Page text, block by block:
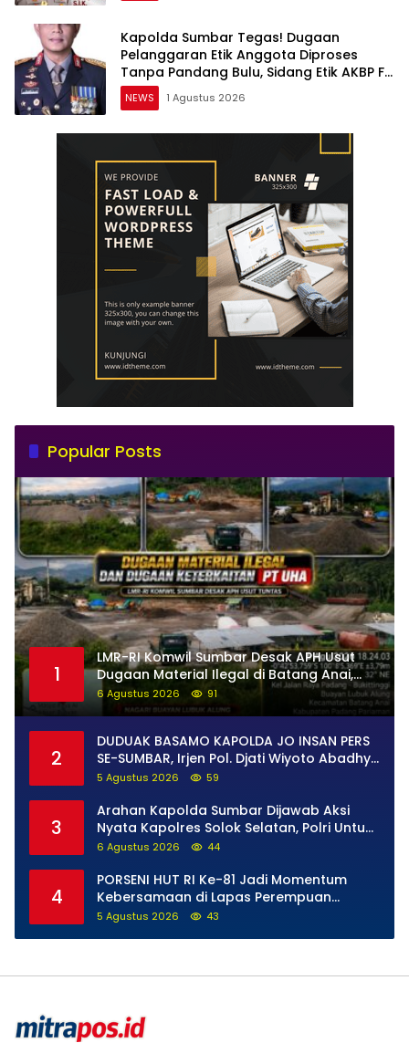
Kapolda Sumbar Tegas! Dugaan
Pelanggaran Etik Anggota Diproses
Tanpa Pandang Bulu, Sidang Etik AKBP F
Dipercepat
NEWS 1 Agustus 2026
Popular Posts
1
LMR-RI Komwil Sumbar Desak APH Usut
Dugaan Material Ilegal di Batang Anai,
Dugaan Keterkaitan PT UHA Diminta
Diselidiki Tuntas
6 Agustus 2026 91
2
DUDUAK BASAMO KAPOLDA JO INSAN PERS
SE-SUMBAR, Irjen Pol. Djati Wiyoto Abadhy
Tegaskan Tak Ada Ruang bagi Pelanggar
5 Agustus 2026 59
3
Arahan Kapolda Sumbar Dijawab Aksi
Nyata Kapolres Solok Selatan, Polri Untuk
Masyarakat Bukan Sekadar Slogan
6 Agustus 2026 44
4
PORSENI HUT RI Ke-81 Jadi Momentum
Kebersamaan di Lapas Perempuan
Padang
5 Agustus 2026 43